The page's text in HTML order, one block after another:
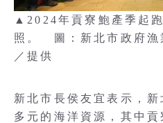
▲2024年貢寮鮑產季起
照。 圖：新北市政府漁
／提供
新北市長侯友宜表示，
多元的海洋資源，其中